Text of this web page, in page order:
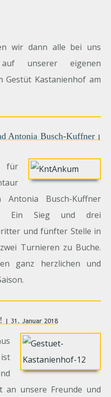
wir dann alle bei uns
unserer eigenen
Gestüt Kastanienhof am
Antonia Busch-Kuffner |
für
Busch-Kuffner
Ein Sieg und drei
und fünfter Stelle in
Turnieren zu Buche.
ganz herzlichen und
| 31. Januar 2018
unsere Freunde und